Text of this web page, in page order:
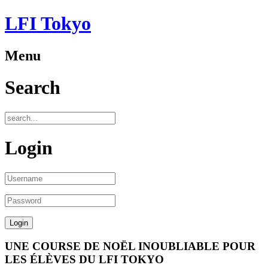
LFI Tokyo
Menu
Search
Login
UNE COURSE DE NOËL INOUBLIABLE POUR
LES ÉLÈVES DU LFI TOKYO